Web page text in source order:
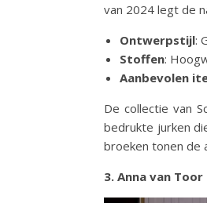
van 2024 legt de
Ontwerpstijl:
Stoffen:
Aanbevolen
De collectie van
bedrukte jurken
broeken tonen de
3. Anna van Toor